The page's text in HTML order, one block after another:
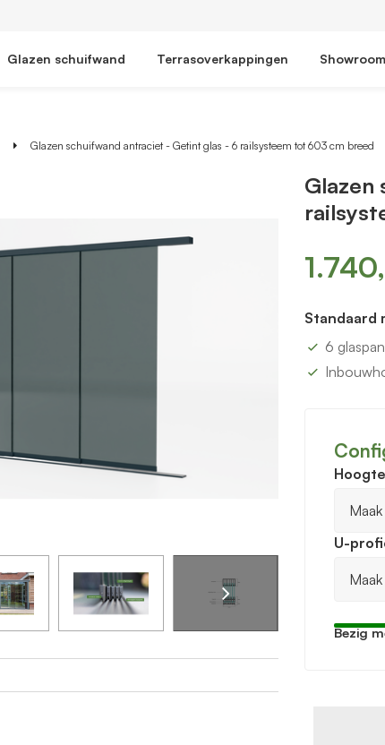
Glazen schuifwand Terrasoverkappingen Showroom
Glazen schuifwand antraciet - Getint glas - 6 railsysteem tot 603 cm breed
Glazen
Standaard
6
Hoogte
U-
Bezig